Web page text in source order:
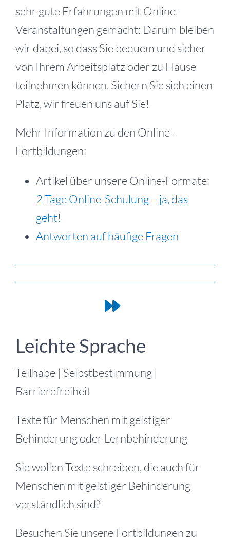
sehr gute Erfahrungen mit Online-
Veranstaltungen gemacht: Darum bleiben
wir dabei, so dass Sie bequem und sicher
von Ihrem Arbeitsplatz oder zu Hause
teilnehmen können. Sichern Sie sich einen
Platz, wir freuen uns auf Sie!
Mehr Information zu den Online-
Fortbildungen:
Artikel über unsere Online-Formate:
2 Tage Online-Schulung – ja, das
geht!
Antworten auf häufige Fragen
Leichte Sprache
Teilhabe | Selbstbestimmung |
Barrierefreiheit
Texte für Menschen mit geistiger
Behinderung oder Lernbehinderung
Sie wollen Texte schreiben, die auch für
Menschen mit geistiger Behinderung
verständlich sind?
Besuchen Sie unsere Fortbildungen zu